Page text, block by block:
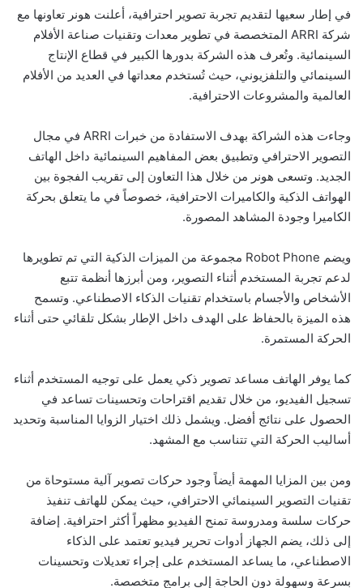
في إطار سعيها لتقديم تجربة تصوير احترافية، أعلنت هونر تعاونها مع
شركة ARRI المتخصصة في تطوير معدات وتقنيات صناعة الأفلام
السينمائية. وتُعرف هذه الشركة بدورها الكبير في قطاع الإنتاج
السينمائي والتلفزيوني، حيث تُستخدم معداتها في العديد من الأفلام
العالمية والمشروعات الاحترافية.
وجاءت هذه الشراكة بهدف الاستفادة من خبرات ARRI في مجال
التصوير الاحترافي وتطبيق بعض المفاهيم السينمائية داخل الهاتف
الجديد. وتسعى هونر من خلال هذا التعاون إلى تقريب الفجوة بين
الهواتف الذكية والكاميرات الاحترافية، خصوصاً في ما يتعلق بحركة
الكاميرا وجودة المشاهد المصورة.
ويضم Robot Phone مجموعة من الميزات الذكية التي تم تطويرها
لدعم تجربة المستخدم أثناء التصوير، ومن أبرزها أنظمة تتبع
الأشخاص والأجسام باستخدام تقنيات الذكاء الاصطناعي. وتسمح
هذه الميزة بالحفاظ على الهدف داخل الإطار بشكل تلقائي حتى أثناء
الحركة المستمرة.
كما يوفر الهاتف مساعد تصوير ذكي يعمل على توجيه المستخدم أثناء
تسجيل الفيديو، من خلال تقديم اقتراحات وتحسينات تساعد في
الحصول على نتائج أفضل. ويشمل ذلك اختيار الزوايا المناسبة وتحديد
أساليب الحركة التي تتناسب مع المشهد.
ومن بين المزايا المهمة أيضاً وجود حركات تصوير آلية مستوحاة من
تقنيات التصوير السينمائي الاحترافي، حيث يمكن للهاتف تنفيذ
حركات سلسة ومدروسة تمنح الفيديو مظهراً أكثر احترافية. إضافة
إلى ذلك، يضم الجهاز أدوات تحرير فيديو تعتمد على الذكاء
الاصطناعي، ما يساعد المستخدم على إجراء تعديلات وتحسينات
بسرعة وسهولة دون الحاجة إلى برامج متخصصة.